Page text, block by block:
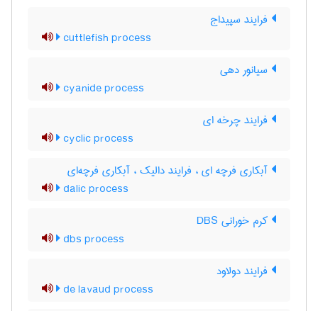
فرایند سپیداج
cuttlefish process
سیانور دهی
cyanide process
فرایند چرخه ای
cyclic process
آبکاری فرچه ای ، فرایند دالیک ، آبکاری فرچه‌ای
dalic process
کرم خورانی DBS
dbs process
فرایند دولاود
de lavaud process